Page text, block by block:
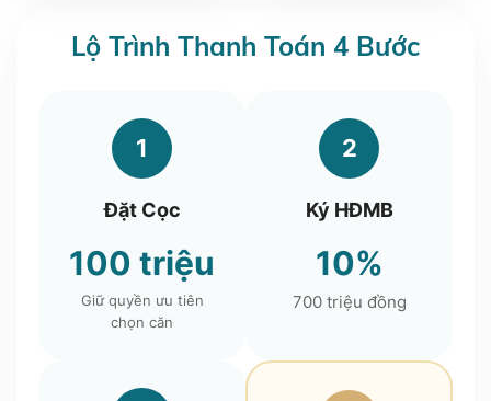
Lộ Trình Thanh Toán 4 Bước
1
Đặt Cọc
100 triệu
Giữ quyền ưu tiên
chọn căn
2
Ký HĐMB
10%
700 triệu đồng